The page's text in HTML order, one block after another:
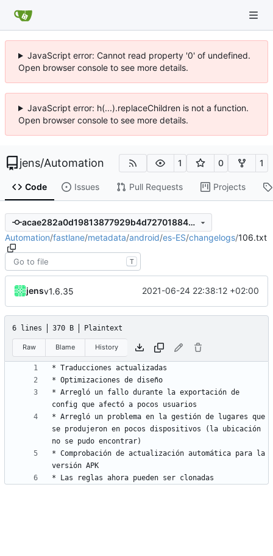
JavaScript error: Cannot read property '0' of undefined.
Open browser console to see more details.
JavaScript error: h(...).replaceChildren is not a function.
Open browser console to see more details.
jens/Automation 1 0 1
Code Issues Pull Requests Projects
acae282a0d19813877929b4d7270188401afcf64
Automation/fastlane/metadata/android/es-ES/changelogs/106.txt
T
jensv1.6.35 2021-06-24 22:38:12 +02:00
6 lines 370 B Plaintext
Raw Blame History
* Arregló un fallo durante la exportación de
* Arregló un problema en la gestión de lugares que
se produjeron en pocos dispositivos (la ubicación
* Comprobación de actualización automática para la
* Las reglas ahora pueden ser clonadas